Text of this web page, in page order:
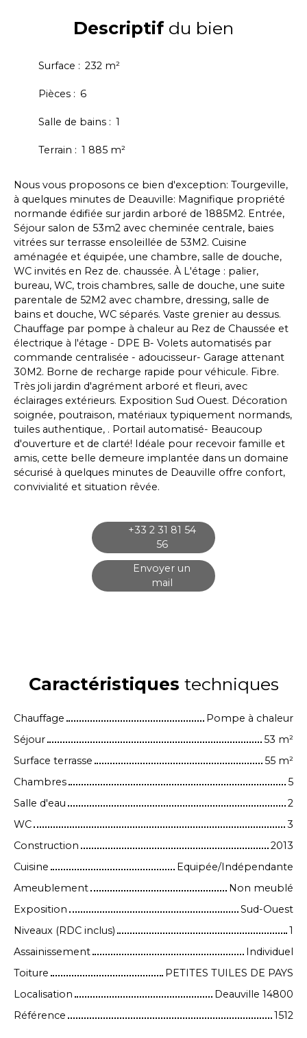
Descriptifdu bien
Surface : 232 m²
Pièces : 6
Salle de bains : 1
Terrain : 1 885 m²
Nous vous proposons ce bien d'exception: Tourgeville,
à quelques minutes de Deauville: Magnifique propriété
normande édifiée sur jardin arboré de 1885M2. Entrée,
Séjour salon de 53m2 avec cheminée centrale, baies
vitrées sur terrasse ensoleillée de 53M2. Cuisine
aménagée et équipée, une chambre, salle de douche,
WC invités en Rez de. chaussée. À L'étage : palier,
bureau, WC, trois chambres, salle de douche, une suite
parentale de 52M2 avec chambre, dressing, salle de
bains et douche, WC séparés. Vaste grenier au dessus.
Chauffage par pompe à chaleur au Rez de Chaussée et
électrique à l'étage - DPE B- Volets automatisés par
commande centralisée - adoucisseur- Garage attenant
30M2. Borne de recharge rapide pour véhicule. Fibre.
Très joli jardin d'agrément arboré et fleuri, avec
éclairages extérieurs. Exposition Sud Ouest. Décoration
soignée, poutraison, matériaux typiquement normands,
tuiles authentique, . Portail automatisé- Beaucoup
d'ouverture et de clarté! Idéale pour recevoir famille et
amis, cette belle demeure implantée dans un domaine
sécurisé à quelques minutes de Deauville offre confort,
convivialité et situation rêvée.
+33 2 31 81 54
56
Envoyer un
mail
Caractéristiques techniques
Chauffage
Pompe à chaleur
Séjour
53 m²
Surface terrasse
55 m²
Chambres
5
Salle d'eau
2
WC
3
Construction
2013
Cuisine
Equipée/Indépendante
Ameublement
Non meublé
Exposition
Sud-Ouest
Niveaux (RDC inclus)
1
Assainissement
Individuel
Toiture
PETITES TUILES DE PAYS
Localisation
Deauville 14800
Référence
1512